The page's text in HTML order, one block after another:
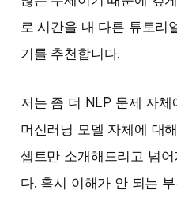
로 시간을 내 다른 튜토리
기를 추천합니다.
저는 좀 더 NLP 문제 자
머신러닝 모델 자체에 대
셉트만 소개해드리고 넘
다. 혹시 이해가 안 되는